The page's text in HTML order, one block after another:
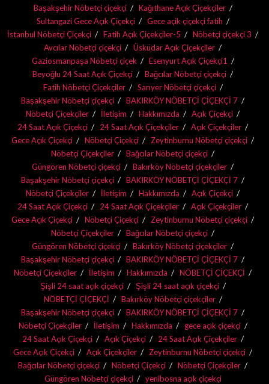
Başakşehir Nöbetçi çiçekçi
Kağıthane Açık Çiçekçiler
Sultangazi Gece Açık Çiçekçi
Gece açik çiçekçi fatih
İstanbul Nöbetçi Çiçekçi
Fatih Açık Çiçekçiler-5
Nöbetçi çiçekçi 3
Avcılar Nöbetçi çiçekçi
Üsküdar Açık Çiçekçiler
Gaziosmanpaşa Nöbetçi çiçek
Esenyurt Açık Çiçekçi1
Beyoğlu 24 Saat Açık Çiçekçi
Bağcılar Nöbetçi çiçekçi
Fatih Nöbetçi Çiçekçiler
Sarıyer Nöbetçi çiçekçi
Başakşehir Nöbetçi çiçekçi
BAKIRKÖY NÖBETÇİ ÇİÇEKÇİ 7
Nöbetçi Çiçekçiler
İletişim Hakkımızda
Açık Çiçekçi
24 Saat Açık Çiçekçi
24 Saat Açık Çiçekçiler
Açık Çiçekçiler
Gece Açık Çiçekçi
Nöbetçi Çiçekçi
Zeytinburnu Nöbetçi çiçekçi
Nöbetçi Çiçekçiler
Bağcılar Nöbetçi çiçekçi
Güngören Nöbetçi çiçekçi
Bakırköy Nöbetçi çiçekçiler
Başakşehir Nöbetçi çiçekçi
BAKIRKÖY NÖBETÇİ ÇİÇEKÇİ 7
Nöbetçi Çiçekçiler
İletişim Hakkımızda
Açık Çiçekçi
24 Saat Açık Çiçekçi
24 Saat Açık Çiçekçiler
Açık Çiçekçiler
Gece Açık Çiçekçi
Nöbetçi Çiçekçi
Zeytinburnu Nöbetçi çiçekçi
Nöbetçi Çiçekçiler
Bağcılar Nöbetçi çiçekçi
Güngören Nöbetçi çiçekçi
Bakırköy Nöbetçi çiçekçiler
Başakşehir Nöbetçi çiçekçi
BAKIRKÖY NÖBETÇİ ÇİÇEKÇİ 7
Nöbetçi Çiçekçiler
İletişim Hakkımızda
NÖBETÇİ ÇİÇEKÇİ
Şişli 24 saat açık çiçekçi
Şişli 24 saat açık çiçekçi
NÖBETÇİ ÇİÇEKÇİ
Bakırköy Nöbetçi çiçekçiler
Başakşehir Nöbetçi çiçekçi
BAKIRKÖY NÖBETÇİ ÇİÇEKÇİ 7
Nöbetçi Çiçekçiler
İletişim Hakkımızda
gece açık çiçekçi
24 Saat Açık Çiçekçi
Açık Çiçekçi
24 Saat Açık Çiçekçiler
Gece Açık Çiçekçi
Açık Çiçekçiler
Zeytinburnu Nöbetçi çiçekçi
Bağcılar Nöbetçi çiçekçi
Nöbetçi Çiçekçi
Nöbetçi Çiçekçiler
Güngören Nöbetçi çiçekçi
yenibosna açık çiçekçi